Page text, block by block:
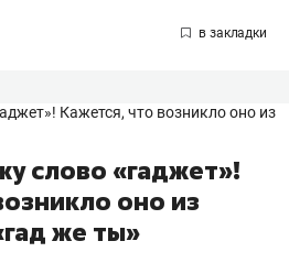
слово «гаджет»!
оно из
же ты»